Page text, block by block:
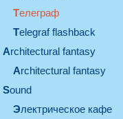
телеграф
Telegraf flashback
architectural fantasy
architectural fantasy
sound
электрическое кафе